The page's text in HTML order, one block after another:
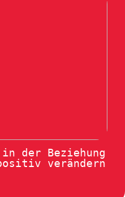
der Beziehung
verändern